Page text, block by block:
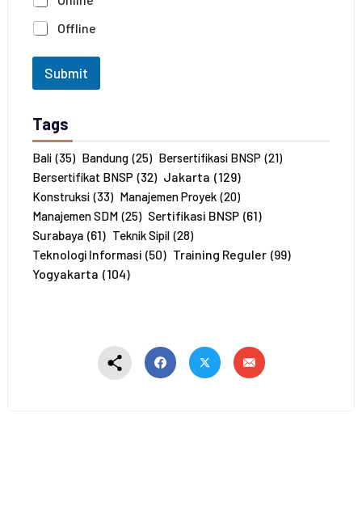
*
a
J
u
e
s
e
r
t
a
*
Offline
Submit
Tags
Bali (35) Bandung (25) Bersertifikasi BNSP (21)
Bersertifikat BNSP (32) Jakarta (129)
Konstruksi (33) Manajemen Proyek (20)
Manajemen SDM (25) Sertifikasi BNSP (61)
Surabaya (61) Teknik Sipil (28)
Teknologi Informasi (50) Training Reguler (99)
Yogyakarta (104)